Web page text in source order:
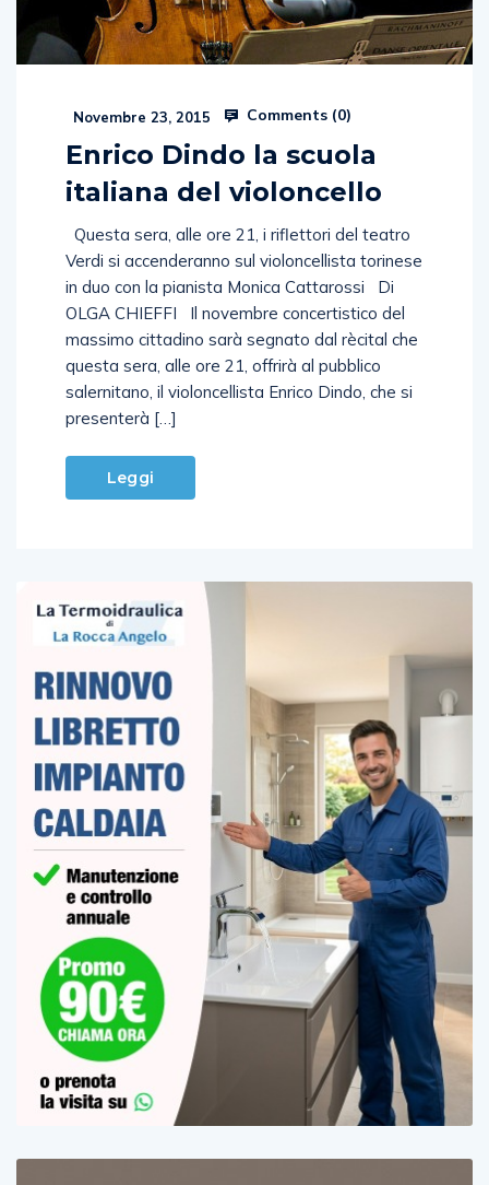
Novembre 23, 2015
Enrico Dindo la scuola
Questa sera, alle ore 21, i riflettori del teatro
Verdi si accenderanno sul violoncellista torinese
in duo con la pianista Monica Cattarossi Di
OLGA CHIEFFI Il novembre concertistico del
massimo cittadino sarà segnato dal rècital che
questa sera, alle ore 21, offrirà al pubblico
salernitano, il violoncellista Enrico Dindo, che si
Leggi